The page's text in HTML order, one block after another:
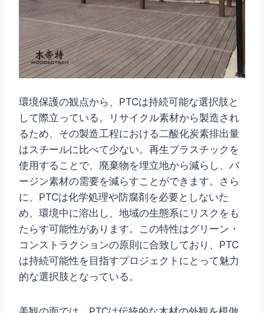
環境保護の観点から、PTCは持続可能な選択肢と
して際立っている。リサイクル素材から製造され
るため、その製造工程における二酸化炭素排出量
はスチールに比べて少ない。再生プラスチックを
使用することで、廃棄物を埋立地から減らし、バ
ージン素材の需要を減らすことができます。さら
に、PTCは化学処理や防腐剤を必要としないた
め、環境中に溶出し、地域の生態系にリスクをも
たらす可能性があります。この特性はグリーン・
コンストラクションの原則に合致しており、PTC
は持続可能性を目指すプロジェクトにとって魅力
的な選択肢となっている。